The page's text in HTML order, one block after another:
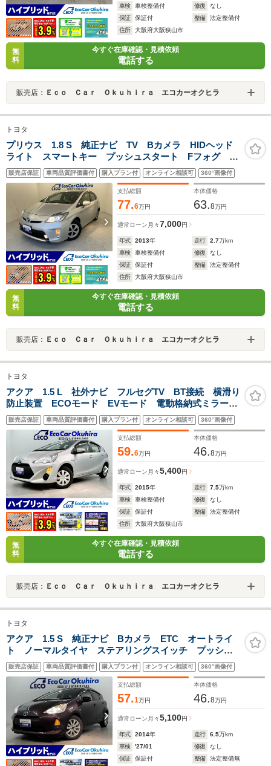
車検
車検整備付 修復
なし
保証
保証付 整備
法定整備付
住所
大阪府大阪狭山市
無
料
今すぐ在庫確認・見積依頼
電話する
販売店： Ｅｃｏ Ｃａｒ Ｏｋｕｈｉｒａ エコカーオクヒラ
トヨタ
プリウス 1.8 S 純正ナビ TV Bカメラ HIDヘッド
ライト スマートキー プッシュスタート Fフォグ パ
ワーステーション パワーウィンドウ
販売店保証 車両品質評価書付 購入プラン付 オンライン相談可 360°画像付
支払総額
77.6万円
本体価格
63.8万円
通常ローン 月々7,000円
年式 2013年 走行 2.7万km
車検
車検整備付 修復
なし
保証
保証付 整備
法定整備付
住所
大阪府大阪狭山市
無
料
今すぐ在庫確認・見積依頼
電話する
販売店： Ｅｃｏ Ｃａｒ Ｏｋｕｈｉｒａ エコカーオクヒラ
トヨタ
アクア 1.5 L 社外ナビ フルセグTV BT接続 横滑り
防止装置 ECOモード EVモード 電動格納式ミラー
ETC オートライト スペアキー
販売店保証 車両品質評価書付 購入プラン付 オンライン相談可 360°画像付
支払総額
59.6万円
本体価格
46.8万円
通常ローン 月々5,400円
年式 2015年 走行 7.5万km
車検
車検整備付 修復
なし
保証
保証付 整備
法定整備付
住所
大阪府大阪狭山市
無
料
今すぐ在庫確認・見積依頼
電話する
販売店： Ｅｃｏ Ｃａｒ Ｏｋｕｈｉｒａ エコカーオクヒラ
トヨタ
アクア 1.5 S 純正ナビ Bカメラ ETC オートライ
ト ノーマルタイヤ ステアリングスイッチ プッシュ
スタート 社外アルミ
販売店保証 車両品質評価書付 購入プラン付 オンライン相談可 360°画像付
支払総額
57.1万円
本体価格
46.8万円
通常ローン 月々5,100円
年式 2014年 走行 6.5万km
車検
'27/01 修復
なし
保証
保証付 整備 法定整備無